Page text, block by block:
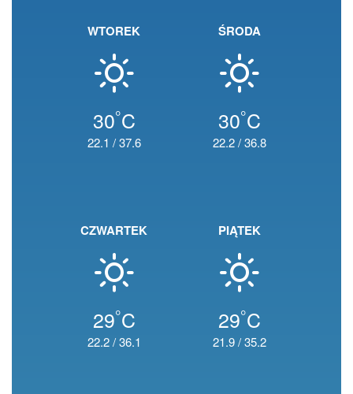
WTOREK
30°C
22.1 /37.6
ŚRODA
30°C
22.2/36.8
CZWARTEK
29°C
22.2/36.1
PIĄTEK
29°C
21.9/35.2